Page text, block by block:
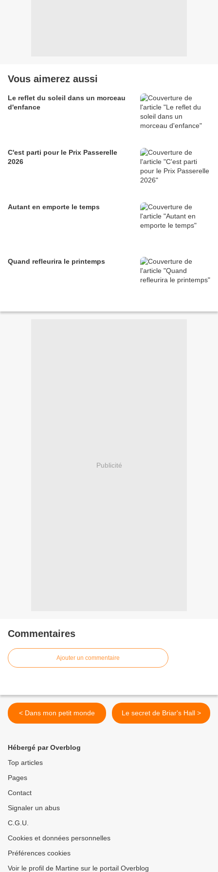
Vous aimerez aussi
Le reflet du soleil dans un morceau
d'enfance
C'est parti pour le Prix Passerelle
2026
Autant en emporte le temps
Quand refleurira le printemps
Publicité
Commentaires
Ajouter un commentaire
< Dans mon petit monde Le secret de Briar's Hall >
Hébergé par Overblog
Top articles
Pages
Contact
Signaler un abus
C.G.U.
Cookies et données personnelles
Préférences cookies
Voir le profil de Martine sur le portail Overblog